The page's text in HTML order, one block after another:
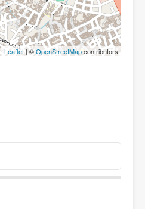
Leaflet| ©OpenStreetMapcontributors